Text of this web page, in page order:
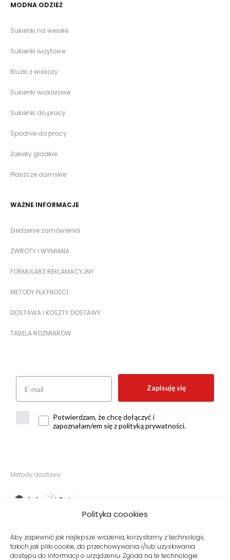
Polityka coookies
Aby zapewnić jak najlepsze wrażenia, korzystamy z technologii,
takich jak pliki cookie, do przechowywania i/lub uzyskiwania
dostępu do informacji o urządzeniu. Zgoda na te technologie
MODNA ODZIEŻ
Sukienki na wesele
Sukienki wizytowe
Bluzki z wiskozy
Sukienki wiskozowe
Sukienki do pracy
Spodnie do pracy
Żakiety gładkie
Płaszcze damskie
WAŻNE INFORMACJE
Śledzenie zamówienia
ZWROTY I WYMIANA
FORMULARZ REKLAMACYJNY
METODY PŁATNOŚCI
DOSTAWA I KOSZTY DOSTAWY
TABELA ROZMIARÓW
Zapisuję się
Potwierdzam, że chcę dołączyć i
zapoznałam/em się z polityką prywatności.
Metody dostawy: